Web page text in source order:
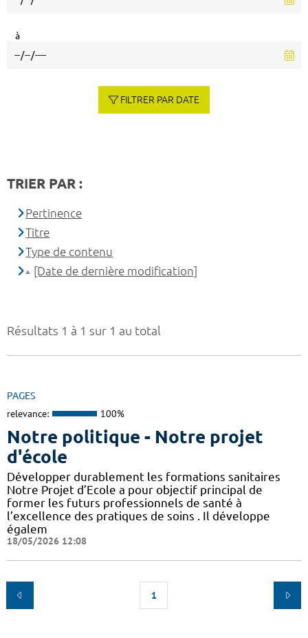
Résultats 1 à 1 sur 1 au total
PAGES
relevance: 100%
Notre politique - Notre projet
d'école
Développer durablement les formations sanitaires
Notre Projet d’Ecole a pour objectif principal de
former les futurs professionnels de santé à
l’excellence des pratiques de soins . Il développe
égalem
18/05/2026 12:08
1
à
FILTRER PAR DATE
TRIER PAR :
Pertinence
Titre
Type de contenu
[Date de dernière modification]